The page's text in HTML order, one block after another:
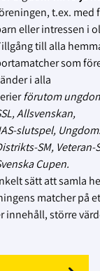
att
kan
att
spelas
utan
och
t.ex. med
eller intressen i
till alla
som
i alla
förutom
Allsvenskan,
Cupen.
sätt att samla
matcher på
innehåll, större